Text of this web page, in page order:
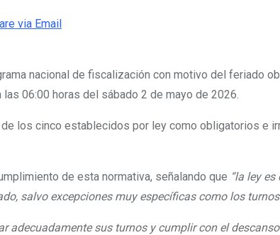
via Email
nacional de fiscalización con motivo del feriado
06:00 horas del sábado 2 de mayo de 2026.
los cinco establecidos por ley como obligatorios e
de esta normativa, señalando que “la ley es
salvo excepciones muy específicas como los
adecuadamente sus turnos y cumplir con el